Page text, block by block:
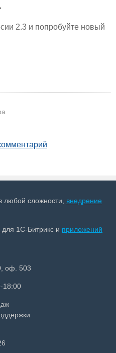
2.3 и попробуйте новый
любой сложности, внедрение
для 1С-Битрикс и приложений
оф. 503
18:00